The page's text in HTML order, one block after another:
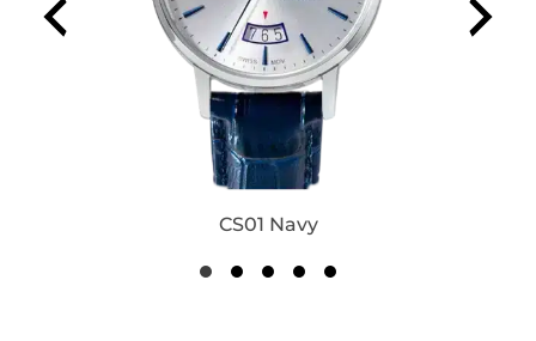
CS01 Navy